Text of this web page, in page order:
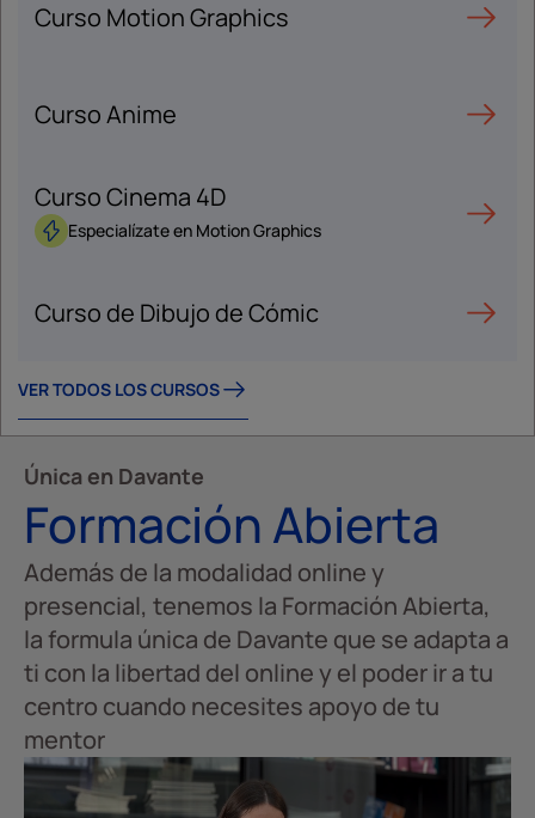
Curso Motion Graphics
Curso Anime
Curso Cinema 4D
Especialízate en Motion Graphics
Curso de Dibujo de Cómic
VER TODOS LOS CURSOS
Única en Davante
Formación Abierta
Además de la modalidad online y
presencial, tenemos la Formación Abierta,
la formula única de Davante que se adapta a
ti con la libertad del online y el poder ir a tu
centro cuando necesites apoyo de tu
mentor